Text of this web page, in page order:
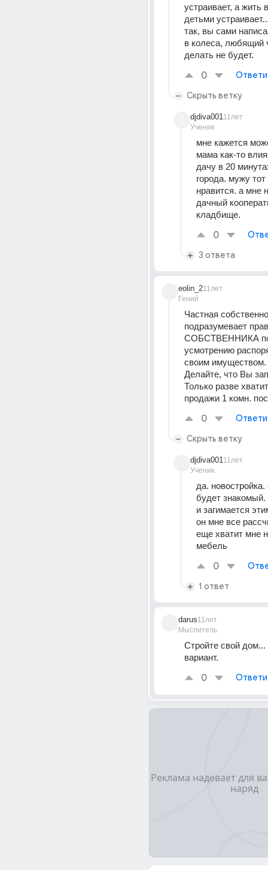
устраивает, а жить
детьми
так, вы сами
в колеса, любящий
делать не будет.
0
Скрыть ветку
djdiva001
Ученик
11лет
мне кажется
мама как-то
дачу в 20
города. мужу тот
нравится. а мне
дачный
кладбище.
0
3 ответа
eolin_2
Гений
11лет
Частная
подразумевает
СОБСТВЕННИКА
усмотрению
своим имуществом.
Делайте, что Вы
Только разве
продажи 1 комн.
0
Скрыть ветку
djdiva001
Ученик
11лет
да.
будет
и загимается
он мне все
еще хватит мне
мебель
0
1 ответ
darus
Мыслитель
11лет
Стройте свой
вариант.
0